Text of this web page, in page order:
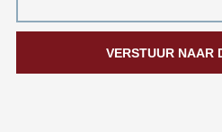
VERSTUUR NAAR